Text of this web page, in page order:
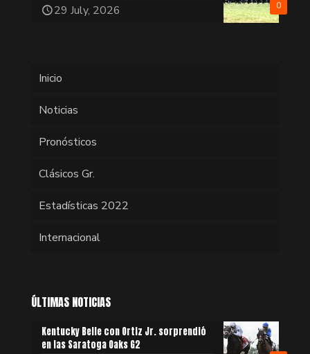
0
29 July, 2026
Inicio
Noticias
Pronósticos
Clásicos Gr.
Estadísticas 2022
Internacional
ÚLTIMAS NOTICIAS
Kentucky Belle con Ortiz Jr. sorprendió
en las Saratoga Oaks G2